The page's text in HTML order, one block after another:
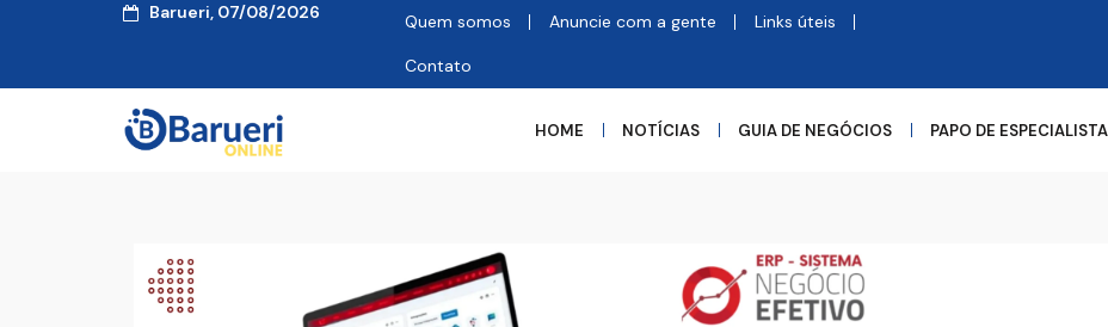
Barueri, 07/08/2026 Quem somos Anuncie com a gente Links úteis
Contato
HOME NOTÍCIAS GUIA DE NEGÓCIOS PAPO DE